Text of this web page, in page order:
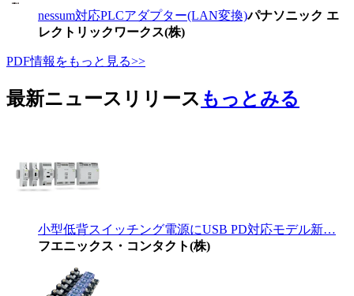
nessum対応PLCアダプター(LAN変換)パナソニック エ
レクトリックワークス(株)
PDF情報をもっと見る>>
最新ニュースリリース もっとみる
小型低背スイッチング電源にUSB PD対応モデル新…
フエニックス・コンタクト(株)